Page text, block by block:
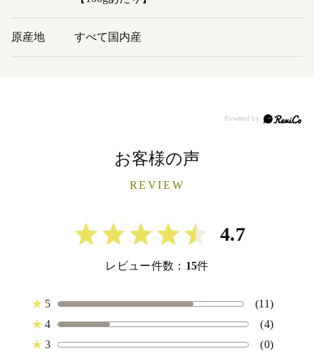
原産地 すべて国内産
お客様の声
REVIEW
4.7
レビュー件数： 15件
★ 5
(11)
★ 4
(4)
★ 3
(0)